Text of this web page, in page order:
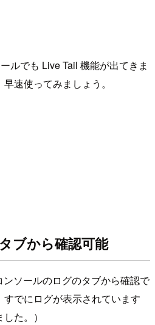
ルでも Live Tail 機能が出てきま
速使ってみましょう。
ブから確認可能
ソールのログのタブから確認で
でにログが表示されています
た。）